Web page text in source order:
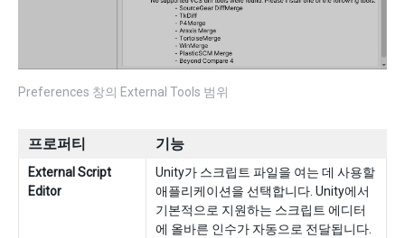
Preferences 창의 External Tools 범위
프로퍼티 기능
External Script
Editor
Unity가 스크립트 파일을 여는 데 사용할
애플리케이션을 선택합니다. Unity에서
기본적으로 지원하는 스크립트 에디터
에 올바른 인수가 자동으로 전달됩니다.